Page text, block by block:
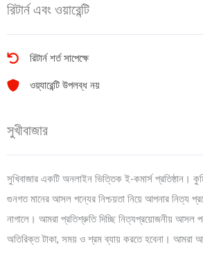
রিটার্ন এবং ওয়ারেন্টি
রিটার্ন শর্ত সাপেক্ষে
ওয়্যারেন্টি উপলব্ধ নয়
সুখীবাজার
সুখিবাজার একটি অনলাইন ভিত্তিক ই-কমার্স প্রতিষ্ঠান।
গুনগত মানের আসল পন্যের নিশ্চয়তা নিয়ে আপনার নিত্য
নাগালে। আমরা প্রতিশ্রুতি দিচ্ছি নিত্যপ্রয়োজনীয়
অতিরিক্ত টাকা, সময় ও শ্রম ব্যায় করতে হবেনা। আমরা